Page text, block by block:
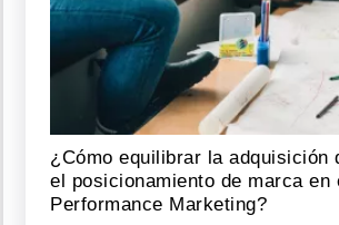
¿Cómo equilibrar la adquisición
el posicionamiento de marca en
Performance Marketing?